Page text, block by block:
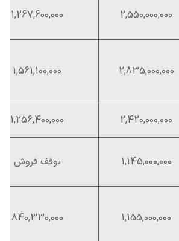
2,550,000,000
1,267,600,000
2,835,000,000
1,561,100,000
2,420,000,000
1,256,400,000
1,145,000,000 توقف فروش
1,155,000,000
840,330,000